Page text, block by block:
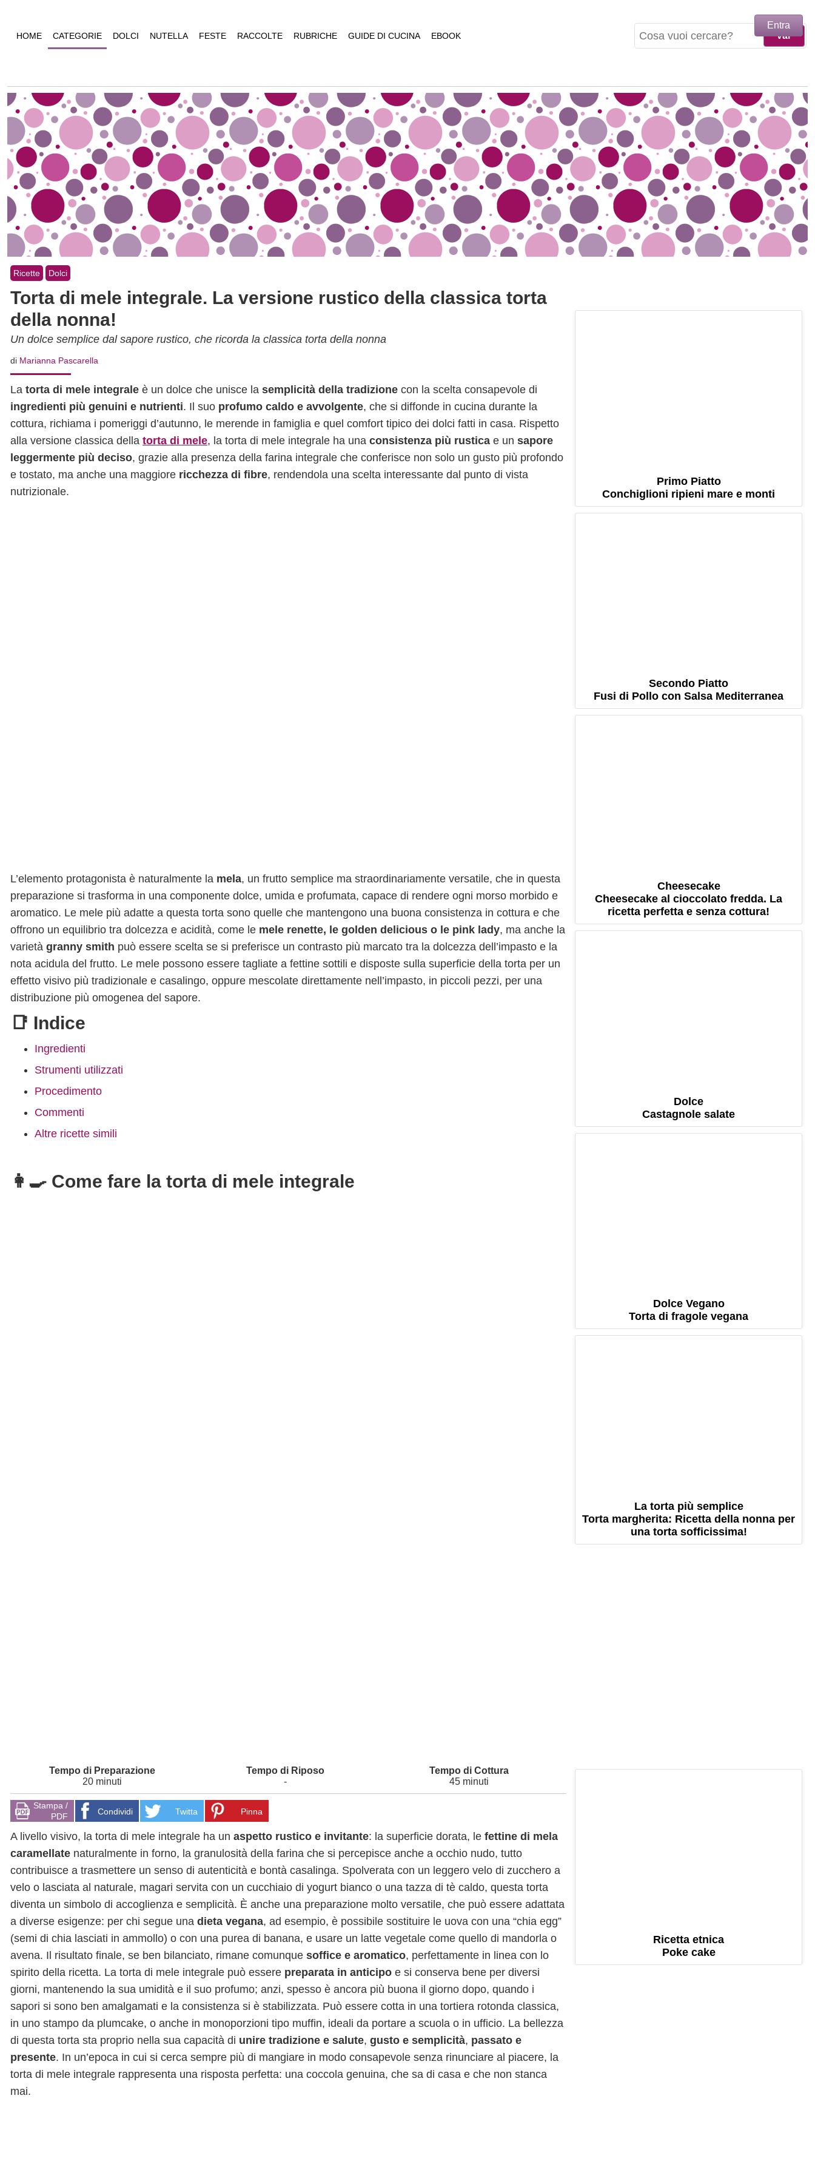
HOME CATEGORIE DOLCI NUTELLA FESTE RACCOLTE RUBRICHE GUIDE DI CUCINA EBOOK
Ricette Dolci
Torta di mele integrale. La versione rustico della classica torta
della nonna!
Un dolce semplice dal sapore rustico, che ricorda la classica torta della nonna
di Marianna Pascarella
La torta di mele integrale è un dolce che unisce la semplicità della tradizione con la scelta consapevole di
ingredienti più genuini e nutrienti. Il suo profumo caldo e avvolgente, che si diffonde in cucina durante la
cottura, richiama i pomeriggi d’autunno, le merende in famiglia e quel comfort tipico dei dolci fatti in casa. Rispetto
alla versione classica della torta di mele, la torta di mele integrale ha una consistenza più rustica e un sapore
leggermente più deciso, grazie alla presenza della farina integrale che conferisce non solo un gusto più profondo
e tostato, ma anche una maggiore ricchezza di fibre, rendendola una scelta interessante dal punto di vista
nutrizionale.
L’elemento protagonista è naturalmente la mela, un frutto semplice ma straordinariamente versatile, che in questa
preparazione si trasforma in una componente dolce, umida e profumata, capace di rendere ogni morso morbido e
aromatico. Le mele più adatte a questa torta sono quelle che mantengono una buona consistenza in cottura e che
offrono un equilibrio tra dolcezza e acidità, come le mele renette, le golden delicious o le pink lady, ma anche la
varietà granny smith può essere scelta se si preferisce un contrasto più marcato tra la dolcezza dell’impasto e la
nota acidula del frutto. Le mele possono essere tagliate a fettine sottili e disposte sulla superficie della torta per un
effetto visivo più tradizionale e casalingo, oppure mescolate direttamente nell’impasto, in piccoli pezzi, per una
distribuzione più omogenea del sapore.
📑 Indice
Ingredienti
Strumenti utilizzati
Procedimento
Commenti
Altre ricette simili
👩‍🍳 Come fare la torta di mele integrale
20 minuti - 45 minuti
Stampa /
PDF
Condividi Twitta Pinna
A livello visivo, la torta di mele integrale ha un aspetto rustico e invitante: la superficie dorata, le fettine di mela
caramellate naturalmente in forno, la granulosità della farina che si percepisce anche a occhio nudo, tutto
contribuisce a trasmettere un senso di autenticità e bontà casalinga. Spolverata con un leggero velo di zucchero a
velo o lasciata al naturale, magari servita con un cucchiaio di yogurt bianco o una tazza di tè caldo, questa torta
diventa un simbolo di accoglienza e semplicità. È anche una preparazione molto versatile, che può essere adattata
a diverse esigenze: per chi segue una dieta vegana, ad esempio, è possibile sostituire le uova con una “chia egg”
(semi di chia lasciati in ammollo) o con una purea di banana, e usare un latte vegetale come quello di mandorla o
avena. Il risultato finale, se ben bilanciato, rimane comunque soffice e aromatico, perfettamente in linea con lo
spirito della ricetta. La torta di mele integrale può essere preparata in anticipo e si conserva bene per diversi
giorni, mantenendo la sua umidità e il suo profumo; anzi, spesso è ancora più buona il giorno dopo, quando i
sapori si sono ben amalgamati e la consistenza si è stabilizzata. Può essere cotta in una tortiera rotonda classica,
in uno stampo da plumcake, o anche in monoporzioni tipo muffin, ideali da portare a scuola o in ufficio. La bellezza
di questa torta sta proprio nella sua capacità di unire tradizione e salute, gusto e semplicità, passato e
presente. In un’epoca in cui si cerca sempre più di mangiare in modo consapevole senza rinunciare al piacere, la
torta di mele integrale rappresenta una risposta perfetta: una coccola genuina, che sa di casa e che non stanca
mai.
Primo Piatto
Conchiglioni ripieni mare e monti
Secondo Piatto
Fusi di Pollo con Salsa Mediterranea
Cheesecake
Cheesecake al cioccolato fredda. La
ricetta perfetta e senza cottura!
Dolce
Castagnole salate
Dolce Vegano
Torta di fragole vegana
La torta più semplice
Torta margherita: Ricetta della nonna per
una torta sofficissima!
Ricetta etnica
Poke cake
Entra